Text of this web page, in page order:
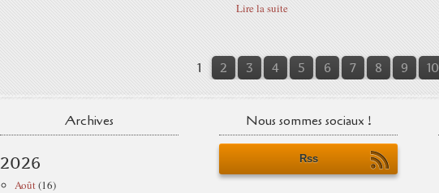
Lire la suite
1 2 3 4 5 6 7 8 9 10
Archives
2026
Août(16)
Nous sommes sociaux !
Rss